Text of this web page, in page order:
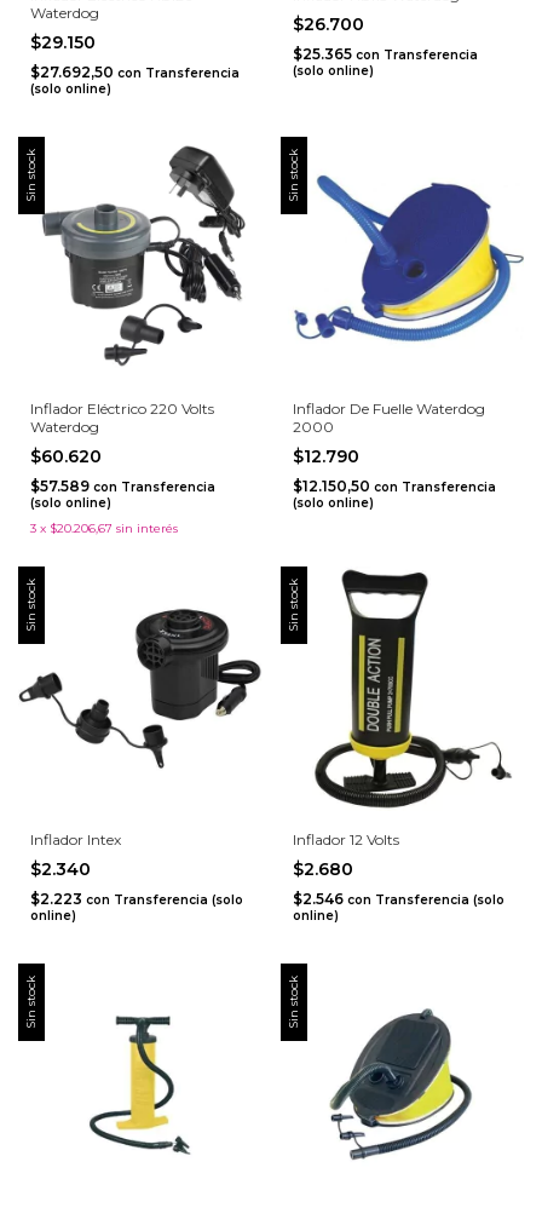
Waterdog
$29.150
$27.692,50 con Transferencia
(solo online)
$26.700
$25.365 con Transferencia
(solo online)
Sin stock
Inflador Eléctrico 220 Volts
Waterdog
$60.620
$57.589 con Transferencia
(solo online)
3 x $20.206,67 sin interés
Sin stock
Inflador De Fuelle Waterdog
2000
$12.790
$12.150,50 con Transferencia
(solo online)
Sin stock
Inflador Intex
$2.340
$2.223 con Transferencia (solo
online)
Sin stock
Inflador 12 Volts
$2.680
$2.546 con Transferencia (solo
online)
Sin stock Sin stock